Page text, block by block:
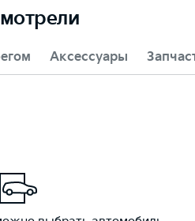
Аксессуары